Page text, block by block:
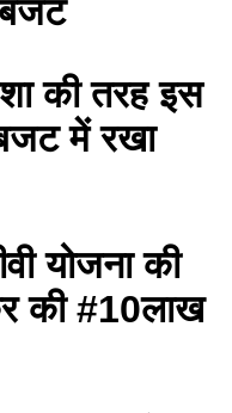
की तरह इस
बजट में रखा
योजना की
की #10लाख